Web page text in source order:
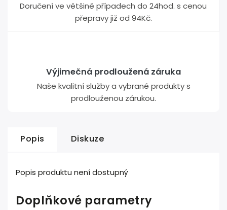
Doručení ve většině případech do 24hod. s cenou
přepravy již od 94Kč.
Výjimečná prodloužená záruka
Naše kvalitní služby a vybrané produkty s
prodlouženou zárukou.
Popis Diskuze
Popis produktu není dostupný
Doplňkové parametry